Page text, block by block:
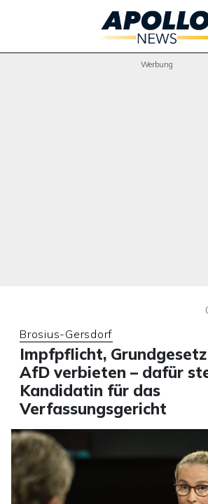
Werbung
Brosius-Gersdorf
Impfpflicht,
AfD verbieten – dafür
Kandidatin für das
Verfassungsgericht